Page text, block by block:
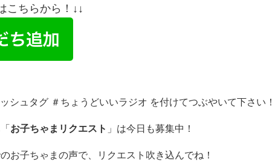
こちらから！↓↓
シュタグ ＃ちょうどいいラジオ を付けてつぶやいて下さい！
お子ちゃまリクエスト 」は今日も募集中！
お子ちゃまの声で、リクエスト吹き込んでね！